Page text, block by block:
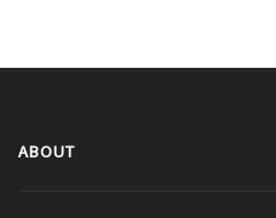
ABOUT